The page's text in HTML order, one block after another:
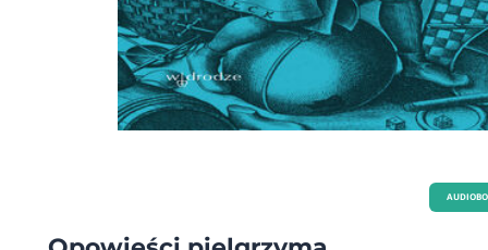
Świętej od piętnastu lat męki uwolniła umarłego. O dziwnym rozkazaniu św.
Pachomiusza. Nie godzi się umarłych obmawiać. Jako dusze zmarłych
księcia Euzebiusza. Nepotyzm przyczyną mąk czyśćcowych. Szczery żal za
nawet zbrodniarza ratuje przed piekłem. Lata cierpień w ciele, niczym są
jednej chwili w czyśćcu. Czyściec jako rzeka wrzącej smoły. O duszy, która się
uradowała z narodzin dziecka. W myślistwie się kochający nadmiernie, ciężką
cierpiał. Widzenie św. Brygidy. Objawienie w Zamora. Widzenie o. Hipolita
zjawieniu się Anny Potockiej. Pokutujący Benedyktyn. Objawienie się hr.